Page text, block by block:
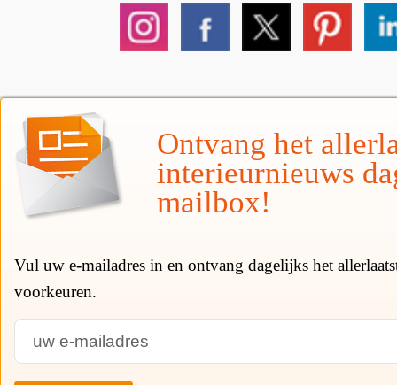
Ontvang het
interieurnieuws
mailbox!
Vul uw e-mailadres in en ontvang dagelijks het
voorkeuren.